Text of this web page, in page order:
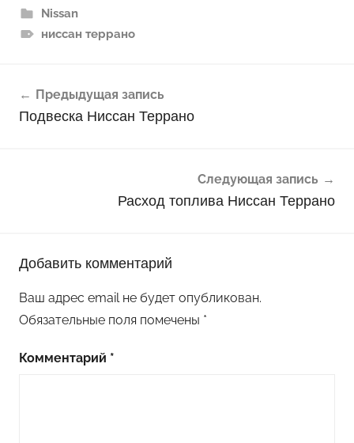
Nissan
ниссан террано
по
Предыдущая запись
Подвеска Ниссан Террано
Следующая запись
Расход топлива Ниссан Террано
Добавить комментарий
Ваш адрес email не будет опубликован.
Обязательные поля помечены *
Комментарий *